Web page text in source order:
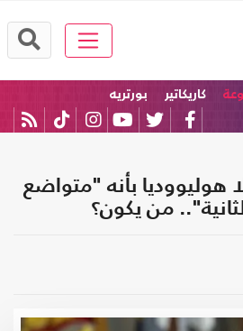
كاريكاتير بورتريه
بأنه "متواضع
من يكون؟